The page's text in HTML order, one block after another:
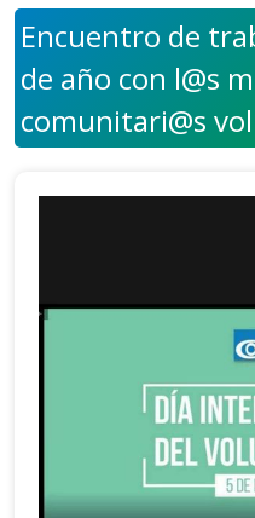
Encuentro de
de año con l@s
comunitari@s